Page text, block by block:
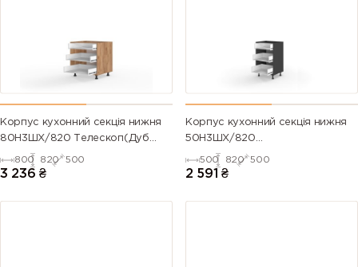
Корпус кухонний секція нижня
80Н3ШХ/820 Телескоп(Дуб
Крафт (Серія М))
800 820 500
3 236 ₴
Корпус кухонний секція нижня
50Н3ШХ/820
Телескоп(Антрацит (Серія М))
500 820 500
2 591 ₴